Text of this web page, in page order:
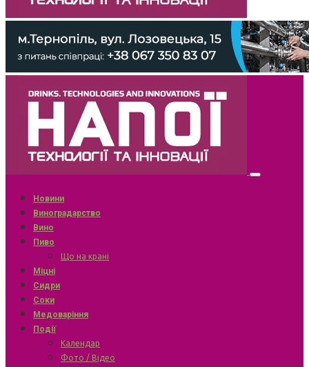
Новини
Виноградарство
Вино
Пиво
Що на крані
Міцні
Сидри
Соки
Медоваріння
Події
Календар
Фото / Відео